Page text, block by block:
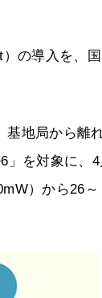
の導入を、
基地局から離
」を対象に、4
）から26～